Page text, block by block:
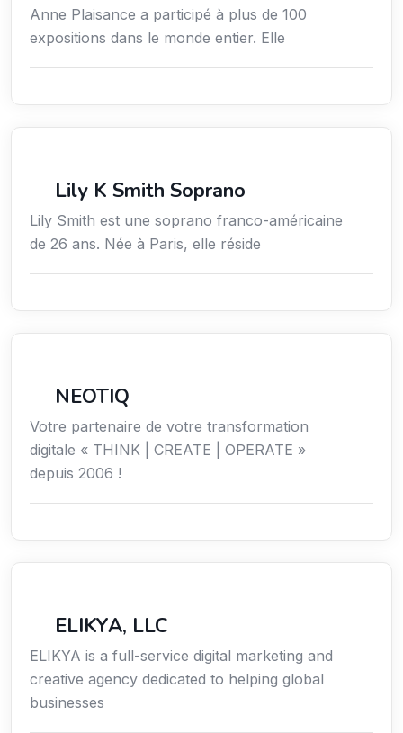
Anne Plaisance a participé à plus de 100
expositions dans le monde entier. Elle
Lily K Smith Soprano
Lily Smith est une soprano franco-américaine
de 26 ans. Née à Paris, elle réside
NEOTIQ
Votre partenaire de votre transformation
digitale « THINK | CREATE | OPERATE »
depuis 2006 !
ELIKYA, LLC
ELIKYA is a full-service digital marketing and
creative agency dedicated to helping global
businesses